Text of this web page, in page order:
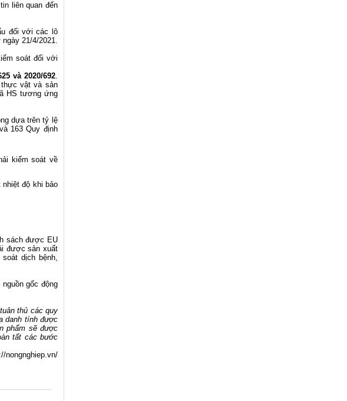
liên quan đến
đối với các lô
21/4/2021.
soát đối với
và 2020/692.
thực vật và sản
HS tương ứng
dựa trên tỷ lệ
163 Quy định
kiểm soát về
độ khi bảo
sách được EU
được sản xuất
dịch bệnh,
gốc động
thủ các quy
danh tính được
phẩm sẽ được
tất các bước
nongnghiep.vn/